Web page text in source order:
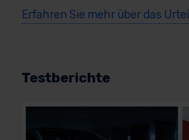
Erfahren Sie mehr über das
Testberichte